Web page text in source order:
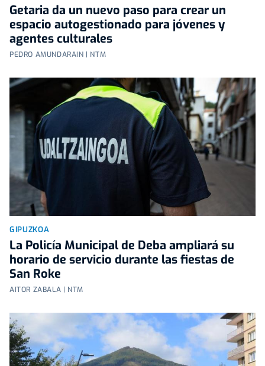
Getaria da un nuevo paso para crear un
espacio autogestionado para jóvenes y
agentes culturales
PEDRO AMUNDARAIN | NTM
GIPUZKOA
La Policía Municipal de Deba ampliará su
horario de servicio durante las fiestas de
San Roke
AITOR ZABALA | NTM